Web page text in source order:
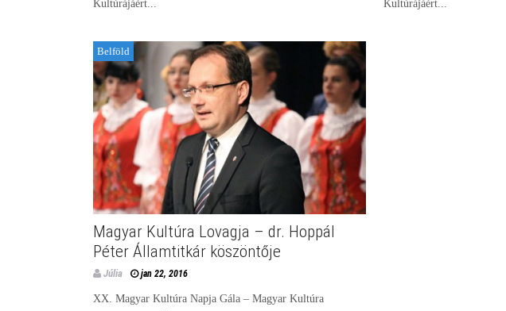
Kultúrájáért...
Kultúrájáért...
Belföld
Magyar Kultúra Lovagja – dr. Hoppál
Péter Államtitkár köszöntője
Júlia jan 22, 2016
XX. Magyar Kultúra Napja Gála – Magyar Kultúra